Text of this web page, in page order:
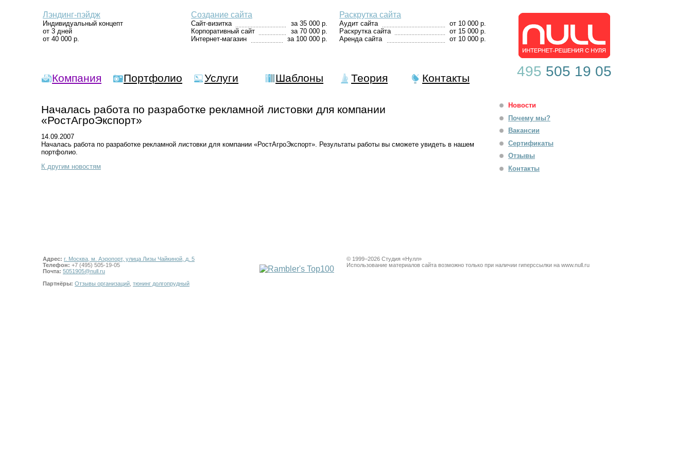
Лэндинг-пэйдж
Индивидуальный концепт
от 3 дней
от 40 000 р.
Создание сайта
Сайт-визитка
за 35 000 р.
Корпоративный сайт
за 70 000 р.
Интернет-магазин
за 100 000 р.
Раскрутка сайта
Аудит сайта
от 10 000 р.
Раскрутка сайта
от 15 000 р.
Аренда сайта
от 10 000 р.
Компания Портфолио Услуги Шаблоны Теория Контакты 495 505 19 05
Началась работа по разработке рекламной листовки для компании
«РостАгроЭкспорт»
14.09.2007
Началась работа по разработке рекламной листовки для компании «РостАгроЭкспорт». Результаты работы вы сможете увидеть в нашем
портфолио.
К другим новостям
Новости
Почему мы?
Вакансии
Сертификаты
Отзывы
Контакты
Адрес: г. Москва, м. Аэропорт, улица Лизы Чайкиной, д. 5
Телефон: +7 (495) 505-19-05
Почта: 5051905@null.ru
Партнёры: Отзывы организаций тюнинг долгопрудный
© 1999−2026 Студия «Нулл»
Использование материалов сайта возможно только при наличии гиперссылки на www.null.ru